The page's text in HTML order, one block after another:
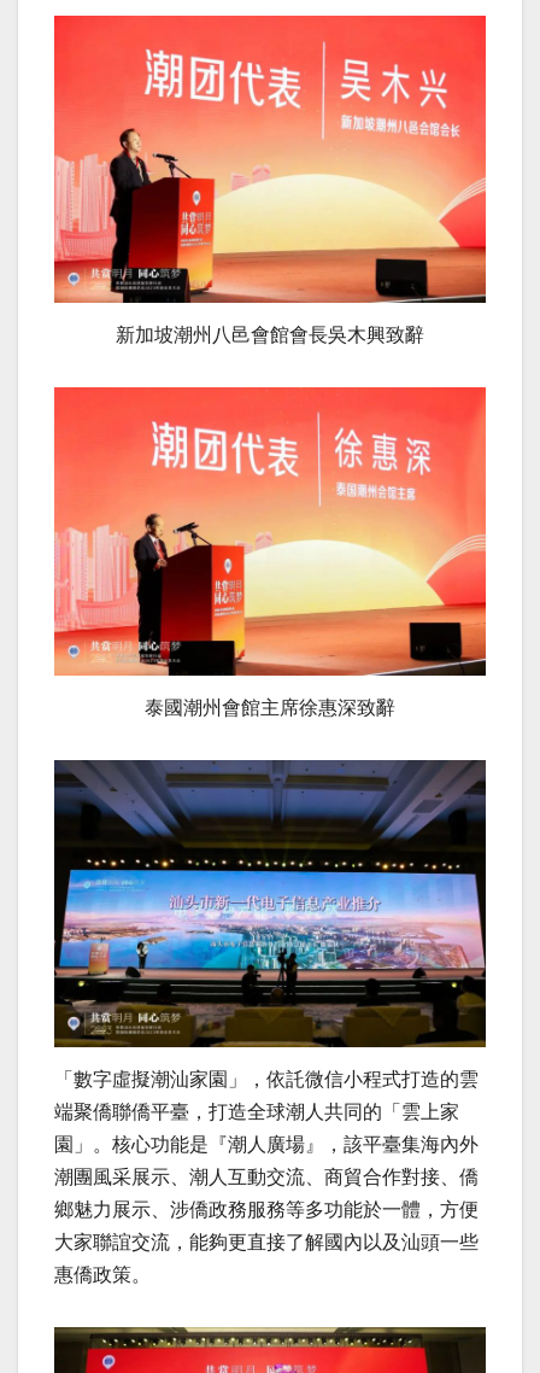
新加坡潮州八邑會館會長吳木興致辭
泰國潮州會館主席徐惠深致辭
「數字虛擬潮汕家園」，依託微信小程式打造的雲
端聚僑聯僑平臺，打造全球潮人共同的「雲上家
園」。核心功能是『潮人廣場』，該平臺集海內外
潮團風采展示、潮人互動交流、商貿合作對接、僑
鄉魅力展示、涉僑政務服務等多功能於一體，方便
大家聯誼交流，能夠更直接了解國內以及汕頭一些
惠僑政策。